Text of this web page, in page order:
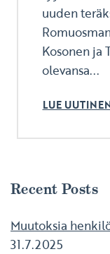
uuden
Kosonen ja
olevansa...
LUE
Recent Posts
Muutoksia
31.7.2025